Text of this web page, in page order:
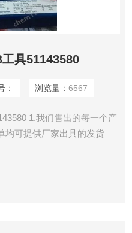
具51143580
： 浏览量： 6567
1.我们售出的每一个产
均可提供厂家出具的发货
确认后客户打尾款发货；新
无预付下单，货到上海拍